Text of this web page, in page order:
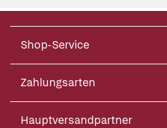
Shop-Service
Zahlungsarten
Hauptversandpartner